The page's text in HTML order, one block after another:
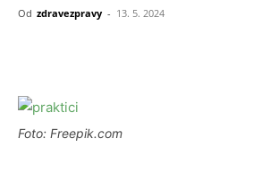
Od zdravezpravy - 13. 5. 2024
Foto: Freepik.com